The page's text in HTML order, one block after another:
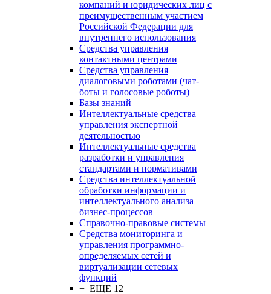
компаний и юридических лиц с
преимущественным участием
Российской Федерации для
внутреннего использования
Средства управления
контактными центрами
Средства управления
диалоговыми роботами (чат-
боты и голосовые роботы)
Базы знаний
Интеллектуальные средства
управления экспертной
деятельностью
Интеллектуальные средства
разработки и управления
стандартами и нормативами
Средства интеллектуальной
обработки информации и
интеллектуального анализа
бизнес-процессов
Справочно-правовые системы
Средства мониторинга и
управления программно-
определяемых сетей и
виртуализации сетевых
функций
+ ЕЩЕ 12